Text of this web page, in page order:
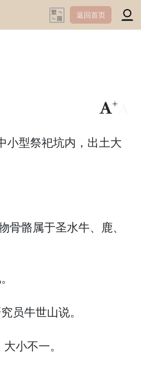
返回首页
+
小型祭祀坑内，出土大
骼属于圣水牛、鹿、
员牛世山说。
小不一。